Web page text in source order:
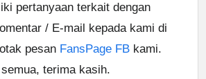
pertanyaan terkait dengan
/ E-mail kepada kami di
pesan FansPage FB kami.
terima kasih.